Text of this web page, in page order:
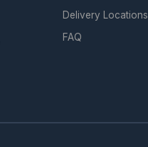
Delivery Locations
FAQ